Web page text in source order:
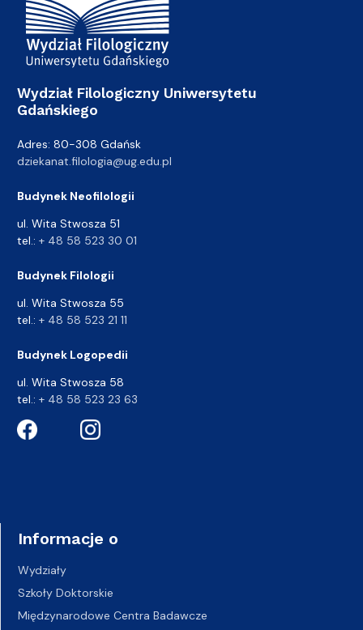
Wydział Filologiczny Uniwersytetu
Gdańskiego
Adres: 80-308 Gdańsk
dziekanat.filologia@ug.edu.pl
Budynek Neofilologii
ul. Wita Stwosza 51
tel.: + 48 58 523 30 01
Budynek Filologii
ul. Wita Stwosza 55
tel.: + 48 58 523 21 11
Budynek Logopedii
ul. Wita Stwosza 58
tel.: + 48 58 523 23 63
Informacje o
Wydziały
Szkoły Doktorskie
Międzynarodowe Centra Badawcze